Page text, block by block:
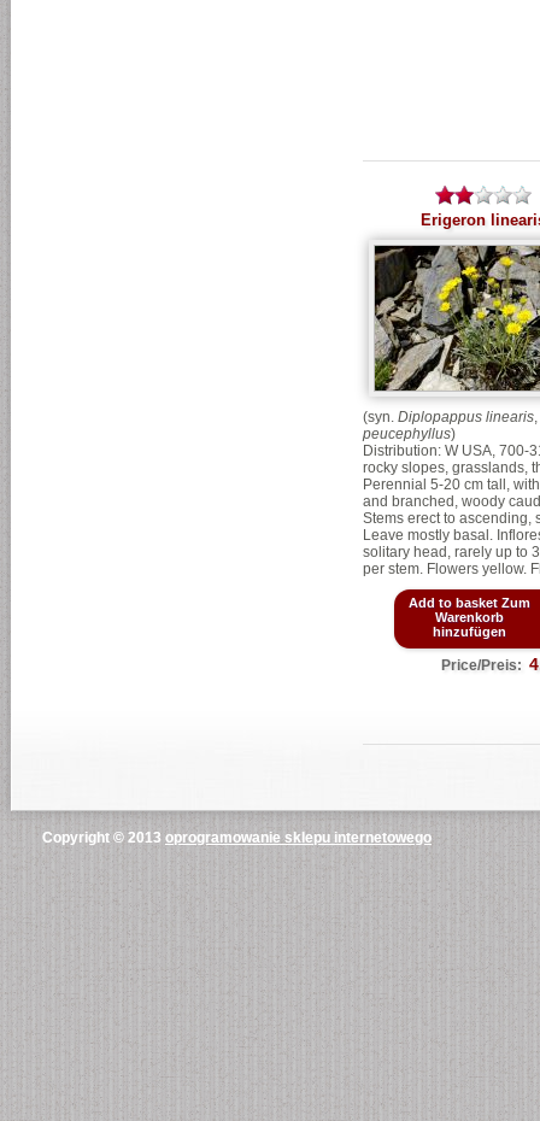
Erigeron
(syn. Diplopappus linearis,
peucephyllus)
Distribution: W USA, 700-
rocky slopes, grasslands,
Perennial 5-20 cm tall,
and branched, woody
Stems erect to ascending,
Leave mostly basal.
solitary head, rarely up to
per stem. Flowers yellow.
Add to basket Zum
Warenkorb
hinzufügen
Price/Preis:
Copyright © 2013 oprogramowanie sklepu internetowego